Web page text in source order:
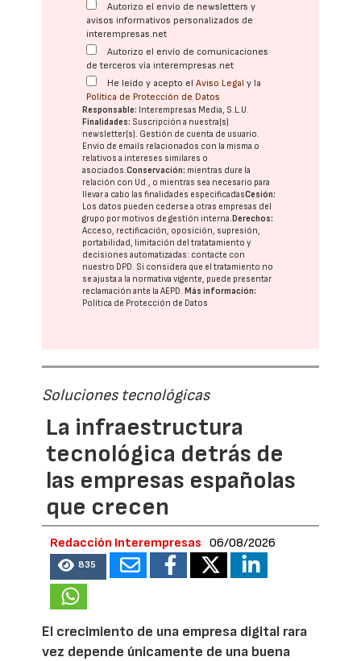
Autorizo el envío de newsletters y
avisos informativos personalizados de
interempresas.net
Autorizo el envío de comunicaciones
de terceros vía interempresas.net
He leído y acepto elAviso Legal y la
Política de Protección de Datos
Responsable: Interempresas Media, S.L.U.
Finalidades: Suscripción a nuestra(s)
newsletter(s). Gestión de cuenta de usuario.
Envío de emails relacionados con la misma o
relativos a intereses similares o
asociados.Conservación: mientras dure la
relación con Ud., o mientras sea necesario para
llevar a cabo las finalidades especificadasCesión:
Los datos pueden cederse a otras empresas del
grupo por motivos de gestión interna. Derechos:
Acceso, rectificación, oposición, supresión,
portabilidad, limitación del tratatamiento y
decisiones automatizadas: contacte con
nuestro DPD. Si considera que el tratamiento no
se ajusta a la normativa vigente, puede presentar
reclamación ante laAEPD. Más información:
Política de Protección de Datos
Soluciones tecnológicas
La infraestructura
tecnológica detrás de
las empresas españolas
que crecen
Redacción Interempresas 06/08/2026
835
El crecimiento de una empresa digital rara
vez depende únicamente de una buena